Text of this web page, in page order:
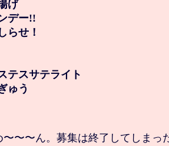
げ
デー!!
らせ！
テスサテライト
ゅう
〜〜〜ん。募集は終了してしまっ